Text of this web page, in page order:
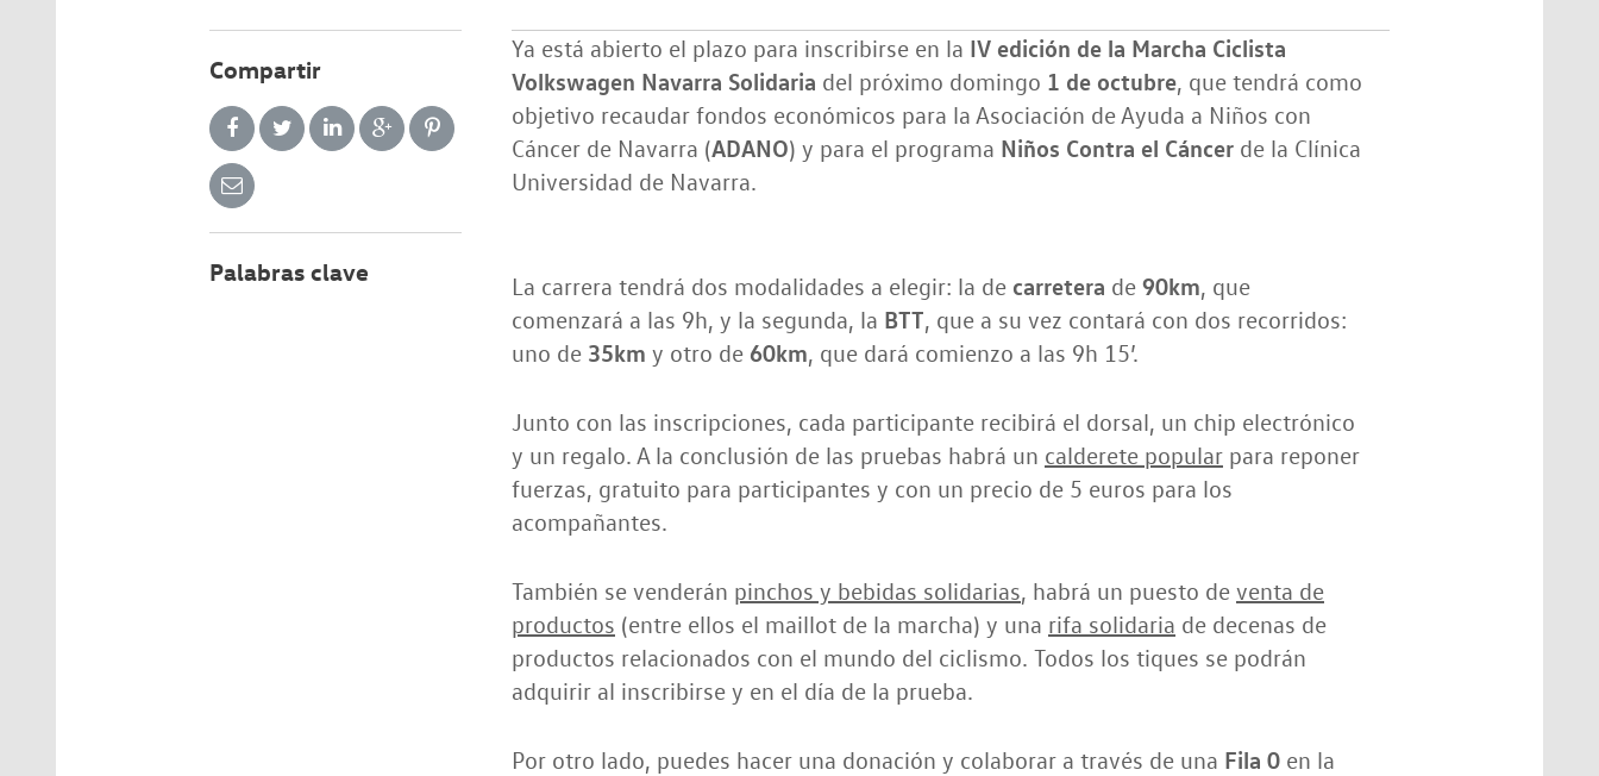
Compartir
Palabras clave
Ya está abierto el plazo para inscribirse en la IV edición de la Marcha Ciclista
Volkswagen Navarra Solidaria del próximo domingo 1 de octubre, que tendrá como
objetivo recaudar fondos económicos para la Asociación de Ayuda a Niños con
Cáncer de Navarra (ADANO) y para el programa Niños Contra el Cáncer de la Clínica
Universidad de Navarra.
La carrera tendrá dos modalidades a elegir: la de carretera de 90km, que
comenzará a las 9h, y la segunda, la BTT, que a su vez contará con dos recorridos:
uno de 35km y otro de 60km, que dará comienzo a las 9h 15’.
Junto con las inscripciones, cada participante recibirá el dorsal, un chip electrónico
y un regalo. A la conclusión de las pruebas habrá un calderete popular para reponer
fuerzas, gratuito para participantes y con un precio de 5 euros para los
acompañantes.
También se venderán pinchos y bebidas solidarias, habrá un puesto de venta de
productos (entre ellos el maillot de la marcha) y una rifa solidaria de decenas de
productos relacionados con el mundo del ciclismo. Todos los tiques se podrán
adquirir al inscribirse y en el día de la prueba.
Por otro lado, puedes hacer una donación y colaborar a través de una Fila 0 en la